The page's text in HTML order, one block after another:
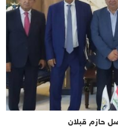
حازم قبلان